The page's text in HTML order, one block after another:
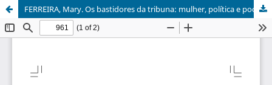
FERREIRA, Mary. Os bastidores da tribuna: mulher, política e poder no Maranhão.